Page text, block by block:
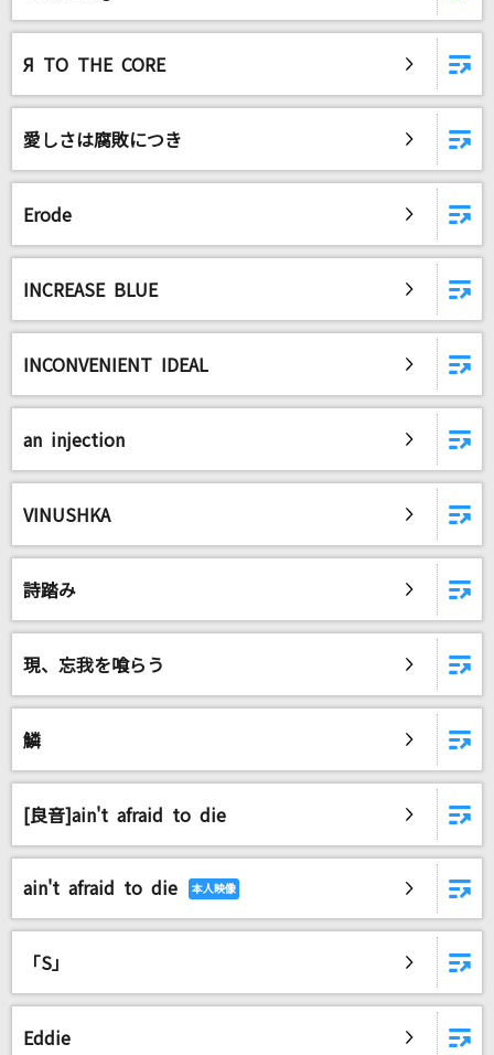
Я TO THE CORE
愛しさは腐敗につき
Erode
INCREASE BLUE
INCONVENIENT IDEAL
an injection
VINUSHKA
詩踏み
現、忘我を喰らう
鱗
[良音]ain't afraid to die
ain't afraid to die
「S」
Eddie